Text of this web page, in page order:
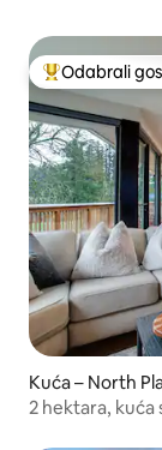
Među najviše
Odabrali
Kuća – North
2 hektara, kuća